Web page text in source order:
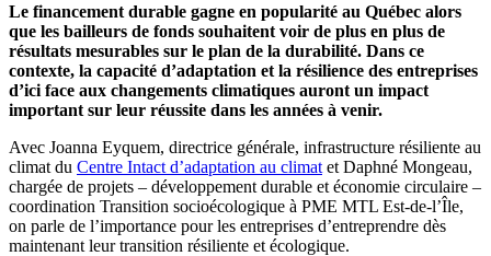
Le financement durable gagne en popularité au Québec alors
que les bailleurs de fonds souhaitent voir de plus en plus de
résultats mesurables sur le plan de la durabilité. Dans ce
contexte, la capacité d’adaptation et la résilience des entreprises
d’ici face aux changements climatiques auront un impact
important sur leur réussite dans les années à venir.
Avec Joanna Eyquem, directrice générale, infrastructure résiliente au
climat du Centre Intact d’adaptation au climat et Daphné Mongeau,
chargée de projets – développement durable et économie circulaire –
coordination Transition socioécologique à PME MTL Est-de-l’Île,
on parle de l’importance pour les entreprises d’entreprendre dès
maintenant leur transition résiliente et écologique.